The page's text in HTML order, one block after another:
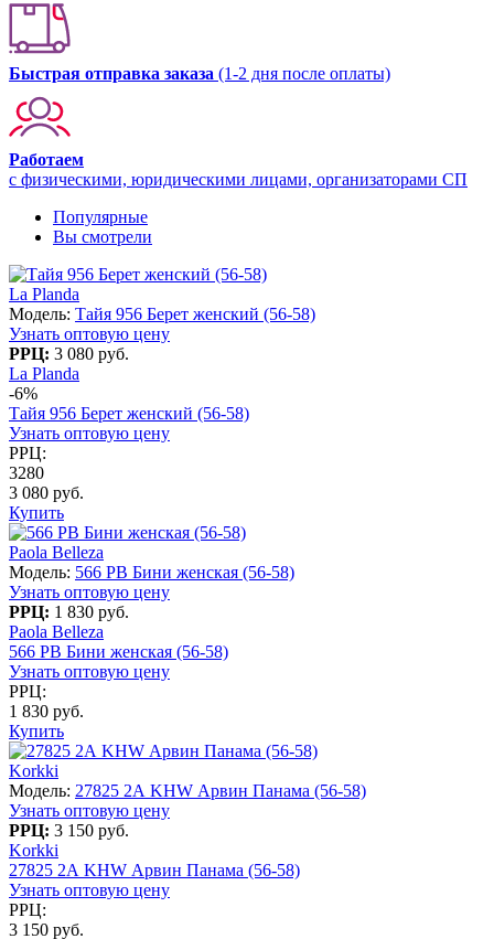
Быстрая отправка заказа (1-2 дня после оплаты)
Работаем
с физическими, юридическими лицами, организаторами СП
Популярные
Вы смотрели
La Planda
Модель: Тайя 956 Берет женский (56-58)
Узнать оптовую цену
РРЦ: 3 080 руб.
La Planda
-6%
Тайя 956 Берет женский (56-58)
Узнать оптовую цену
РРЦ:
3280
3 080 руб.
Купить
Paola Belleza
Модель: 566 PB Бини женская (56-58)
Узнать оптовую цену
РРЦ: 1 830 руб.
Paola Belleza
566 PB Бини женская (56-58)
Узнать оптовую цену
РРЦ:
1 830 руб.
Купить
Korkki
Модель: 27825 2А KHW Арвин Панама (56-58)
Узнать оптовую цену
РРЦ: 3 150 руб.
Korkki
27825 2А KHW Арвин Панама (56-58)
Узнать оптовую цену
РРЦ:
3 150 руб.